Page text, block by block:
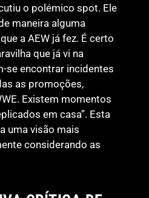
o polémico spot. Ele
maneira alguma
a AEW já fez. É certo
que já vi na
se encontrar incidentes
as promoções,
Existem momentos
em casa”. Esta
uma visão mais
considerando as